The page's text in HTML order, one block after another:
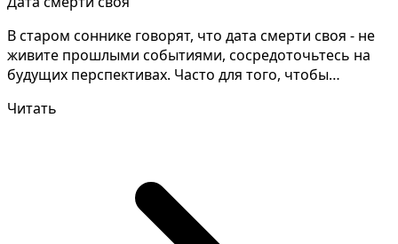
В старом соннике говорят, что дата смерти своя - не
живите прошлыми событиями, сосредоточьтесь на
будущих перспективах. Часто для того, чтобы
Читать